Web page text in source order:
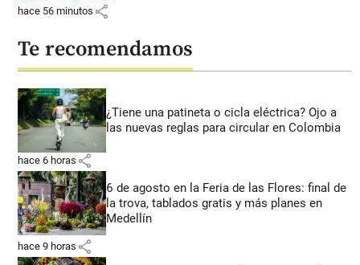
hace 56 minutos share
Te recomendamos
¿Tiene una patineta o cicla eléctrica? Ojo a
las nuevas reglas para circular en Colombia
hace 6 horas share
6 de agosto en la Feria de las Flores: final de
la trova, tablados gratis y más planes en
Medellín
hace 9 horas share